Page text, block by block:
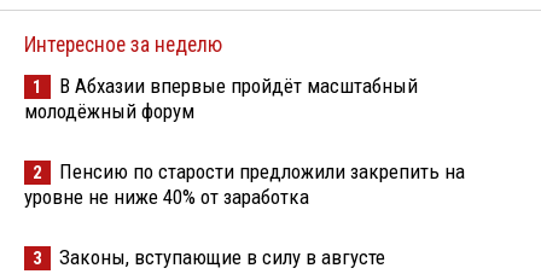
Интересное за неделю
1
В Абхазии впервые пройдёт масштабный
молодёжный форум
2
Пенсию по старости предложили закрепить на
уровне не ниже 40% от заработка
3 Законы, вступающие в силу в августе